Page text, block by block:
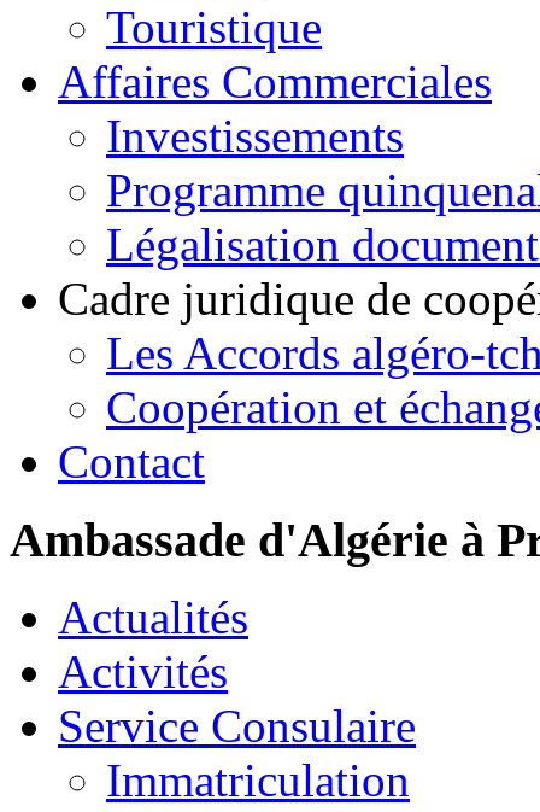
Touristique
Affaires Commerciales
Investissements
Programme
Légalisation
Cadre juridique de
Les Accords algéro-
Coopération et
Contact
Ambassade d'Algérie à
Actualités
Activités
Service Consulaire
Immatriculation